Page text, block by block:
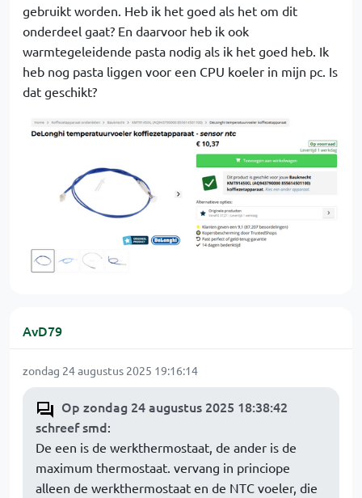
gebruikt worden. Heb ik het goed als het om dit
onderdeel gaat? En daarvoor heb ik ook
warmtegeleidende pasta nodig als ik het goed heb. Ik
heb nog pasta liggen voor een CPU koeler in mijn pc. Is
dat geschikt?
AvD79
zondag 24 augustus 2025 19:16:14
Op zondag 24 augustus 2025 18:38:42
schreef smd:
De een is de werkthermostaat, de ander is de
maximum thermostaat. vervang in princiope
alleen de werkthermostaat en de NTC voeler, die